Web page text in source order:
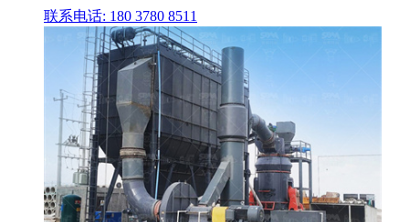
联系电话: 180 3780 8511